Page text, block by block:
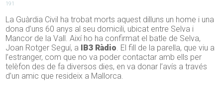
191
La Guàrdia Civil ha trobat morts aquest dilluns un home i una
dona d’uns 60 anys al seu domicili, ubicat entre Selva i
Mancor de la Vall. Així ho ha confirmat el batle de Selva,
Joan Rotger Seguí, a
IB3 Ràdio. El fill de la parella, que viu a
l’estranger, com que no va poder contactar amb ells per
telèfon des de fa diversos dies, en va donar l’avís a través
d’un amic que resideix a Mallorca.